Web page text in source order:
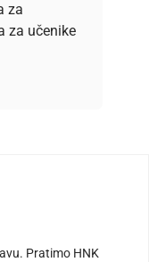
za
za učenike
Pratimo HNK